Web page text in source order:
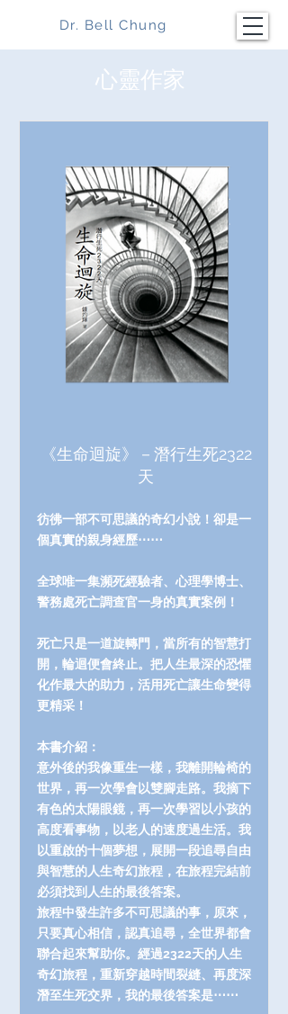
Dr. Bell Chung
​心靈作家
《生命迴旋》－潛行生死2322
天
彷彿一部不可思議的奇幻小說！卻是一
個真實的親身經歷⋯⋯
全球唯一集瀕死經驗者、心理學博士、
警務處死亡調查官一身的真實案例！
死亡只是一道旋轉門，當所有的智慧打
開，輪迴便會終止。把人生最深的恐懼
化作最大的助力，活用死亡讓生命變得
更精采！
本書介紹：
意外後的我像重生一樣，我離開輪椅的
世界，再一次學會以雙腳走路。我摘下
有色的太陽眼鏡，再一次學習以小孩的
高度看事物，以老人的速度過生活。我
以重啟的十個夢想，展開一段追尋自由
與智慧的人生奇幻旅程，在旅程完結前
必須找到人生的最後答案。
旅程中發生許多不可思議的事，原來，
只要真心相信，認真追尋，全世界都會
聯合起來幫助你。經過2322天的人生
奇幻旅程，重新穿越時間裂縫、再度深
潛至生死交界，我的最後答案是⋯⋯